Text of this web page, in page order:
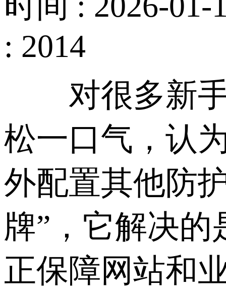
: 2014
对很多新手
松一口气，认
外配置其他防
牌”，它解决
正保障网站和